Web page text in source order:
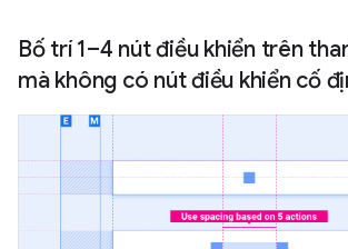
Bố trí 1–4 nút điều khiển trên
mà không có nút điều khiển cố